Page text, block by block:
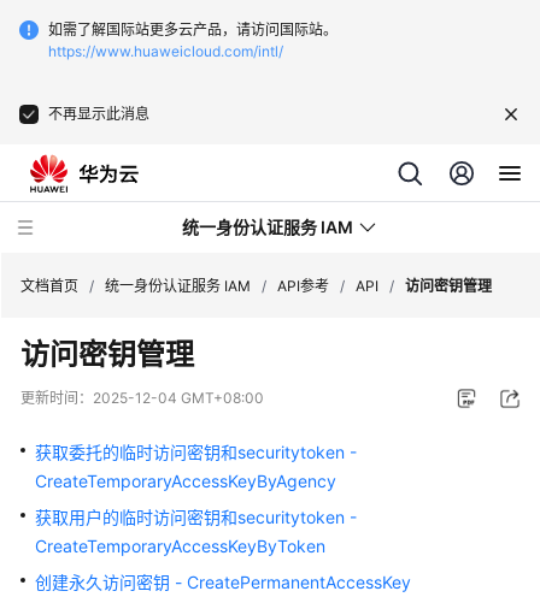
如需了解国际站更多云产品，请访问国际站。
https://www.huaweicloud.com/intl/
不再显示此消息
统一身份认证服务 IAM
新
动
产
品
文档首页 / 统一身份认证服务 IAM / API参考 / API / 访问密钥管理
访问密钥管理
更新时间： 2025-12-04 GMT+08:00
获取委托的临时访问密钥和securitytoken -
CreateTemporaryAccessKeyByAgency
获取用户的临时访问密钥和securitytoken -
CreateTemporaryAccessKeyByToken
创建永久访问密钥 - CreatePermanentAccessKey